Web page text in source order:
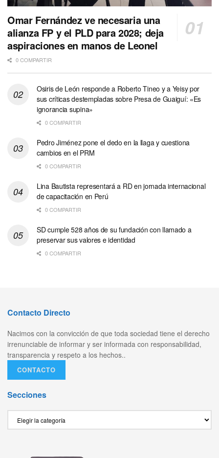
Omar Fernández ve necesaria una
alianza FP y el PLD para 2028; deja
aspiraciones en manos de Leonel
0 COMPARTIR
Osiris de León responde a Roberto Tineo y a Yeisy por
sus críticas destempladas sobre Presa de Guaiguí: «Es
ignorancia supina»
0 COMPARTIR
Pedro Jiménez pone el dedo en la llaga y cuestiona
cambios en el PRM
0 COMPARTIR
Lina Bautista representará a RD en jornada internacional
de capacitación en Perú
0 COMPARTIR
SD cumple 528 años de su fundación con llamado a
preservar sus valores e identidad
0 COMPARTIR
Contacto Directo
Nacimos con la convicción de que toda sociedad tiene el derecho
irrenunciable de informar y ser informada con responsabilidad,
transparencia y respeto a los hechos..
CONTACTO
Secciones